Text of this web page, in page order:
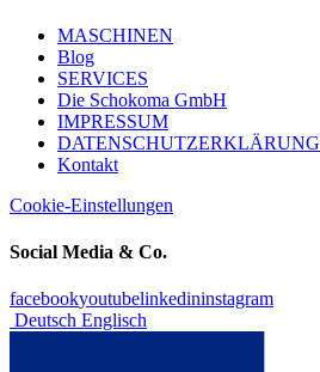
MASCHINEN
Blog
SERVICES
Die Schokoma GmbH
IMPRESSUM
DATENSCHUTZERKLÄRUNG
Kontakt
Cookie-Einstellungen
Social Media & Co.
facebookyoutubelinkedininstagram
Deutsch Englisch